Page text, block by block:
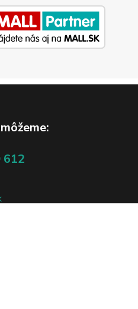
612